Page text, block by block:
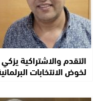
التقدم والاشتراكية
لخوض الانتخابات